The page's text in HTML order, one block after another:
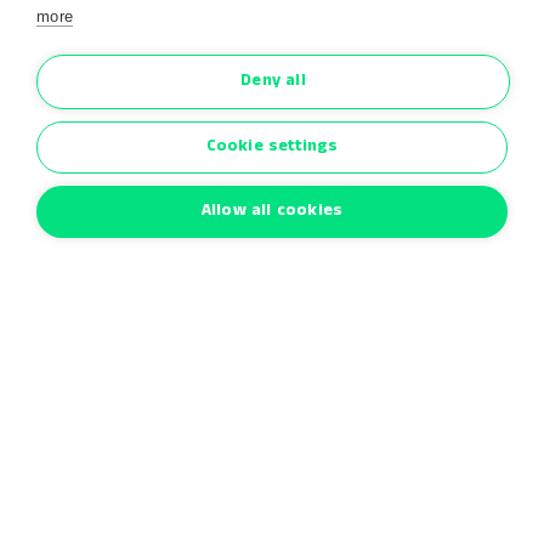
more
Deny all
Cookie settings
Allow all cookies